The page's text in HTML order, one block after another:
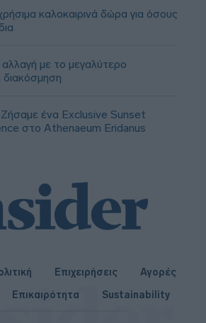
καλοκαιρινά δώρα για όσους
αλλαγή με το μεγαλύτερο
ένα Exclusive Sunset
στο Athenaeum Eridanus
Επιχειρήσεις
Αγορές
Επικαιρότητα Sustainability